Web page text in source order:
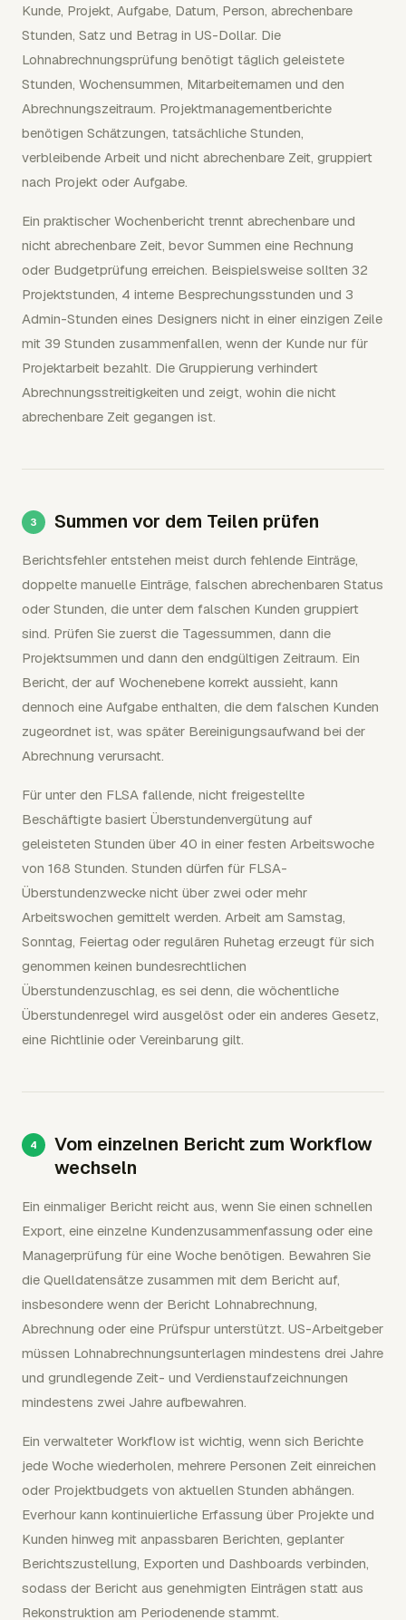
Kunde, Projekt, Aufgabe, Datum, Person, abrechenbare
Stunden, Satz und Betrag in US-Dollar. Die
Lohnabrechnungsprüfung benötigt täglich geleistete
Stunden, Wochensummen, Mitarbeiternamen und den
Abrechnungszeitraum. Projektmanagementberichte
benötigen Schätzungen, tatsächliche Stunden,
verbleibende Arbeit und nicht abrechenbare Zeit, gruppiert
nach Projekt oder Aufgabe.
Ein praktischer Wochenbericht trennt abrechenbare und
nicht abrechenbare Zeit, bevor Summen eine Rechnung
oder Budgetprüfung erreichen. Beispielsweise sollten 32
Projektstunden, 4 interne Besprechungsstunden und 3
Admin-Stunden eines Designers nicht in einer einzigen Zeile
mit 39 Stunden zusammenfallen, wenn der Kunde nur für
Projektarbeit bezahlt. Die Gruppierung verhindert
Abrechnungsstreitigkeiten und zeigt, wohin die nicht
abrechenbare Zeit gegangen ist.
Summen vor dem Teilen prüfen
Berichtsfehler entstehen meist durch fehlende Einträge,
doppelte manuelle Einträge, falschen abrechenbaren Status
oder Stunden, die unter dem falschen Kunden gruppiert
sind. Prüfen Sie zuerst die Tagessummen, dann die
Projektsummen und dann den endgültigen Zeitraum. Ein
Bericht, der auf Wochenebene korrekt aussieht, kann
dennoch eine Aufgabe enthalten, die dem falschen Kunden
zugeordnet ist, was später Bereinigungsaufwand bei der
Abrechnung verursacht.
Für unter den FLSA fallende, nicht freigestellte
Beschäftigte basiert Überstundenvergütung auf
geleisteten Stunden über 40 in einer festen Arbeitswoche
von 168 Stunden. Stunden dürfen für FLSA-
Überstundenzwecke nicht über zwei oder mehr
Arbeitswochen gemittelt werden. Arbeit am Samstag,
Sonntag, Feiertag oder regulären Ruhetag erzeugt für sich
genommen keinen bundesrechtlichen
Überstundenzuschlag, es sei denn, die wöchentliche
Überstundenregel wird ausgelöst oder ein anderes Gesetz,
eine Richtlinie oder Vereinbarung gilt.
Vom einzelnen Bericht zum Workflow
wechseln
Ein einmaliger Bericht reicht aus, wenn Sie einen schnellen
Export, eine einzelne Kundenzusammenfassung oder eine
Managerprüfung für eine Woche benötigen. Bewahren Sie
die Quelldatensätze zusammen mit dem Bericht auf,
insbesondere wenn der Bericht Lohnabrechnung,
Abrechnung oder eine Prüfspur unterstützt. US-Arbeitgeber
müssen Lohnabrechnungsunterlagen mindestens drei Jahre
und grundlegende Zeit- und Verdienstaufzeichnungen
mindestens zwei Jahre aufbewahren.
Ein verwalteter Workflow ist wichtig, wenn sich Berichte
jede Woche wiederholen, mehrere Personen Zeit einreichen
oder Projektbudgets von aktuellen Stunden abhängen.
Everhour kann kontinuierliche Erfassung über Projekte und
Kunden hinweg mit anpassbaren Berichten, geplanter
Berichtszustellung, Exporten und Dashboards verbinden,
sodass der Bericht aus genehmigten Einträgen statt aus
Rekonstruktion am Periodenende stammt.